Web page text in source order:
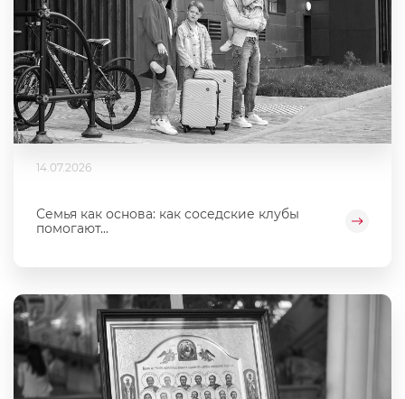
14.07.2026
Семья как основа: как соседские клубы
помогают...